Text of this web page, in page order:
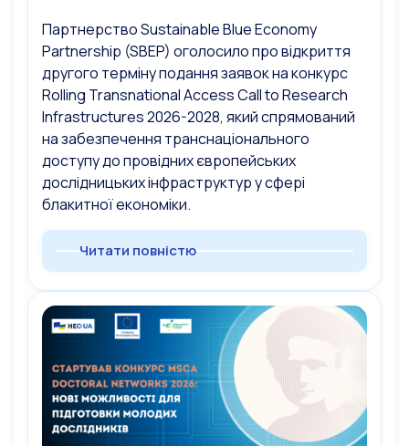
Партнерство Sustainable Blue Economy
Partnership (SBEP) оголосило про відкриття
другого терміну подання заявок на конкурс
Rolling Transnational Access Call to Research
Infrastructures 2026-2028, який спрямований
на забезпечення транснаціонального
доступу до провідних європейських
дослідницьких інфраструктур у сфері
блакитної економіки.
Читати повністю